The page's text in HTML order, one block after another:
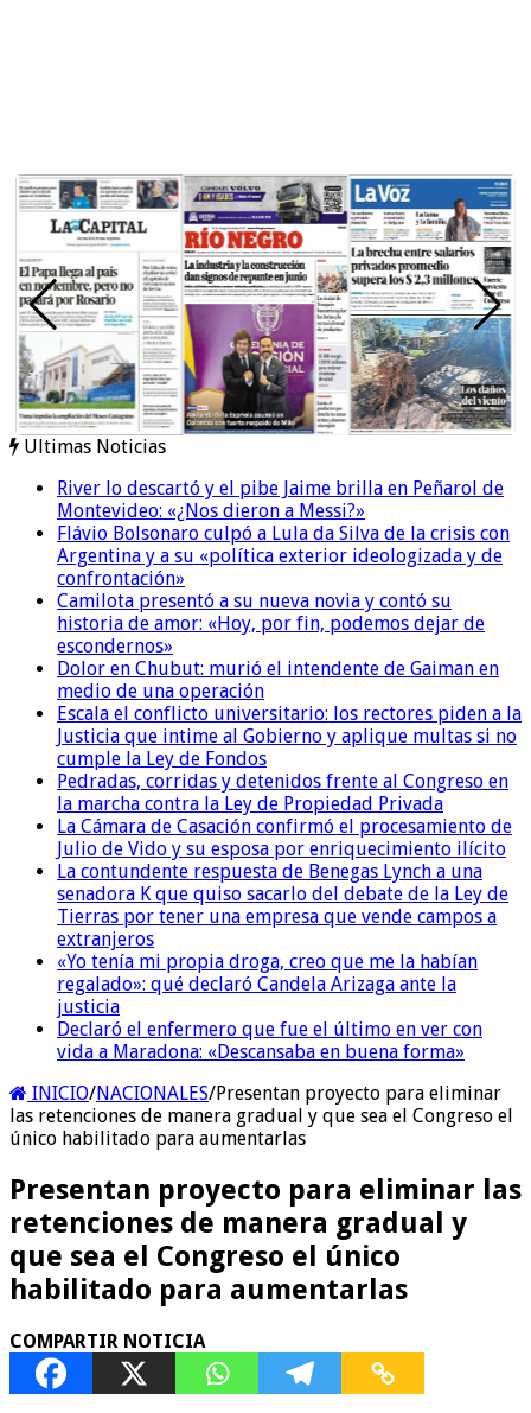
Ultimas Noticias
River lo descartó y el pibe Jaime brilla en Peñarol de
Montevideo: «¿Nos dieron a Messi?»
Flávio Bolsonaro culpó a Lula da Silva de la crisis con
Argentina y a su «política exterior ideologizada y de
confrontación»
Camilota presentó a su nueva novia y contó su
historia de amor: «Hoy, por fin, podemos dejar de
escondernos»
Dolor en Chubut: murió el intendente de Gaiman en
medio de una operación
Escala el conflicto universitario: los rectores piden a la
Justicia que intime al Gobierno y aplique multas si no
cumple la Ley de Fondos
Pedradas, corridas y detenidos frente al Congreso en
la marcha contra la Ley de Propiedad Privada
La Cámara de Casación confirmó el procesamiento de
Julio de Vido y su esposa por enriquecimiento ilícito
La contundente respuesta de Benegas Lynch a una
senadora K que quiso sacarlo del debate de la Ley de
Tierras por tener una empresa que vende campos a
extranjeros
«Yo tenía mi propia droga, creo que me la habían
regalado»: qué declaró Candela Arizaga ante la
justicia
Declaró el enfermero que fue el último en ver con
vida a Maradona: «Descansaba en buena forma»
INICIO/NACIONALES/Presentan proyecto para eliminar
las retenciones de manera gradual y que sea el Congreso el
único habilitado para aumentarlas
Presentan proyecto para eliminar las
retenciones de manera gradual y
que sea el Congreso el único
habilitado para aumentarlas
COMPARTIR NOTICIA